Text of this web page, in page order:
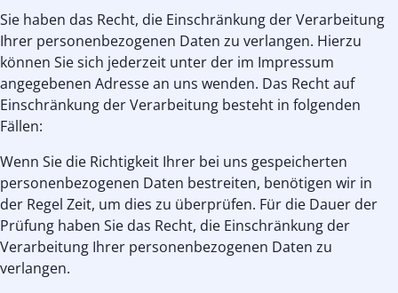
Sie haben das Recht, die Einschränkung der Verarbeitung
Ihrer personenbezogenen Daten zu verlangen. Hierzu
können Sie sich jederzeit unter der im Impressum
angegebenen Adresse an uns wenden. Das Recht auf
Einschränkung der Verarbeitung besteht in folgenden
Fällen:
Wenn Sie die Richtigkeit Ihrer bei uns gespeicherten
personenbezogenen Daten bestreiten, benötigen wir in
der Regel Zeit, um dies zu überprüfen. Für die Dauer der
Prüfung haben Sie das Recht, die Einschränkung der
Verarbeitung Ihrer personenbezogenen Daten zu
verlangen.